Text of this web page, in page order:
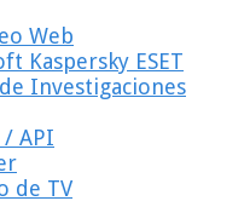
Web
Kaspersky ESET
Investigaciones
/ API
de TV